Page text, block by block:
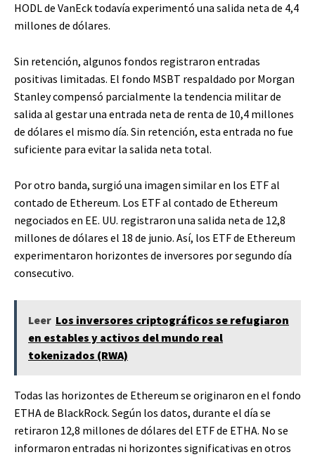
HODL de VanEck todavía experimentó una salida neta de 4,4
millones de dólares.
Sin retención, algunos fondos registraron entradas
positivas limitadas. El fondo MSBT respaldado por Morgan
Stanley compensó parcialmente la tendencia militar de
salida al gestar una entrada neta de renta de 10,4 millones
de dólares el mismo día. Sin retención, esta entrada no fue
suficiente para evitar la salida neta total.
Por otro banda, surgió una imagen similar en los ETF al
contado de Ethereum. Los ETF al contado de Ethereum
negociados en EE. UU. registraron una salida neta de 12,8
millones de dólares el 18 de junio. Así, los ETF de Ethereum
experimentaron horizontes de inversores por segundo día
consecutivo.
Leer Los inversores criptográficos se refugiaron
en estables y activos del mundo real
tokenizados (RWA)
Todas las horizontes de Ethereum se originaron en el fondo
ETHA de BlackRock. Según los datos, durante el día se
retiraron 12,8 millones de dólares del ETF de ETHA. No se
informaron entradas ni horizontes significativas en otros